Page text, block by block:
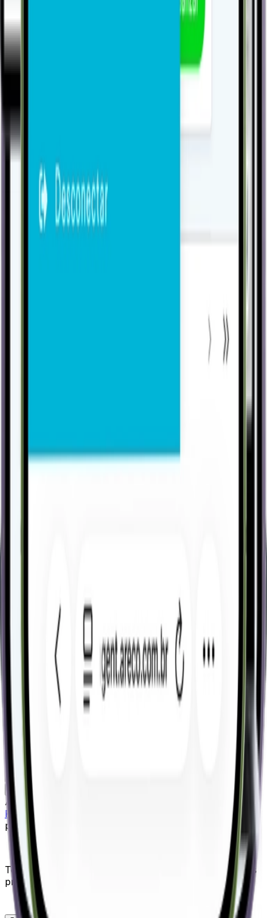
Gestão
Comercial
Serviços e Assistência Técnica
Conhecer
Gestão
para apresentar o VSat e entender como ele pode
apoiar sua operação.
Entrar em contato
Resposta em minutos
Quero conhecer o VSat
Passo 1 de 2 — Contato
Contato
Empresa
Nome
Email
Telefone
+55
Próximo
Ao enviar, você concorda com nossa
Privacidade
. Seus dados serão usados exclusivamente
para fins de contato.
Tecnologia que fortalece empresas que governam seus
próprios dados e decisões.